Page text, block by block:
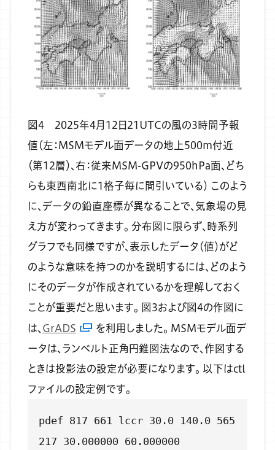
図4 2025年4月12日21UTCの風の3時間予報
値（左：MSMモデル面データの地上500m付近
（第12層）、右：従来MSM-GPVの950hPa面、どち
らも東西南北に1格子毎に間引いている） このよう
に、データの鉛直座標が異なることで、気象場の見
え方が変わってきます。 分布図に限らず、時系列
グラフでも同様ですが、表示したデータ（値）がど
のような意味を持つのかを説明するには、どのよう
にそのデータが作成されているかを理解しておく
ことが重要だと思います。 図3および図4の作図に
は、 GrADS を利用しました。 MSMモデル面デ
ータは、ランベルト正角円錐図法なので、作図する
ときは投影法の設定が必要になります。 以下はctl
ファイルの設定例です。
pdef 817 661 lccr 30.0 140.0 565
217 30.000000 60.000000